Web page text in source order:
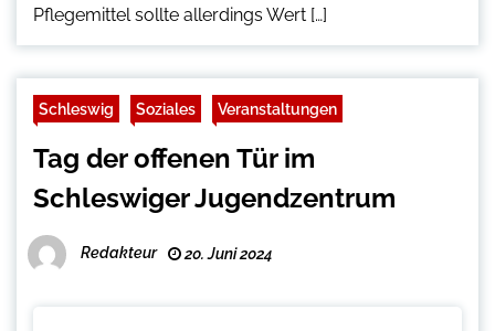
Pflegemittel sollte allerdings Wert […]
Schleswig Soziales Veranstaltungen
Tag der offenen Tür im
Schleswiger Jugendzentrum
Redakteur 20. Juni 2024